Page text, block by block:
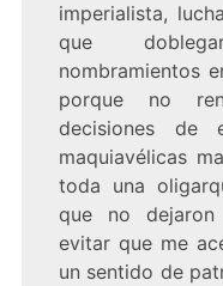
imperialista,
que
nombramientos
porque no
decisiones de
maquiavélicas
toda una
que no
evitar que me
un sentido de